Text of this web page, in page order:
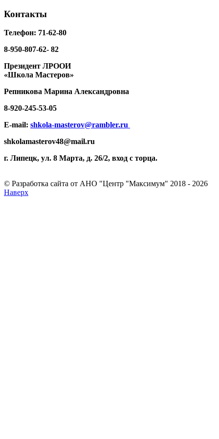
Контакты
Телефон: 71-62-80
8-950-807-62- 82
Президент ЛРООИ
«Школа Мастеров»
Репникова Марина Александровна
8-920-245-53-05
E-mail: shkola-masterov@rambler.ru
shkolamasterov48@mail.ru
г. Липецк, ул. 8 Марта, д. 26/2, вход с торца.
© Разработка сайта от АНО "Центр "Максимум" 2018 - 2026
Наверх